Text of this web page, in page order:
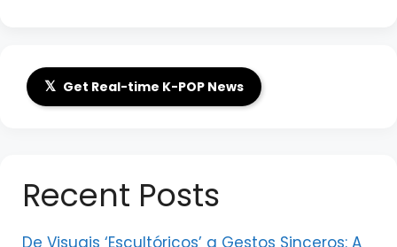
𝕏 Get Real-time K-POP News
Recent Posts